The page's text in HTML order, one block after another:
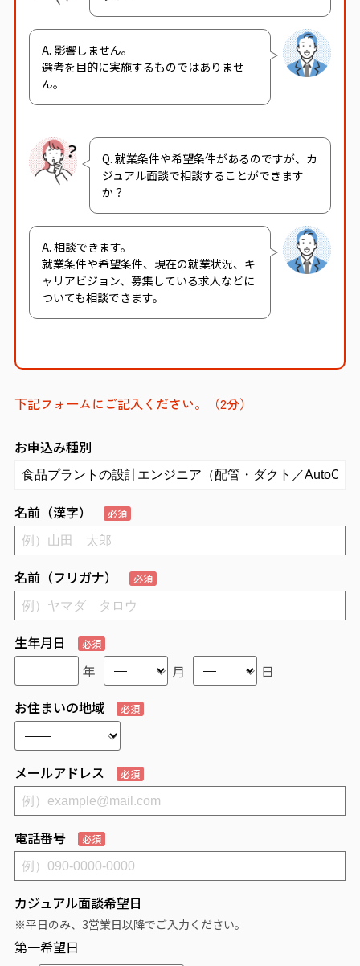
A. 影響しません。
選考を目的に実施するものではありませ
ん。
Q. 就業条件や希望条件があるのですが、カ
ジュアル面談で相談することができます
か？
A. 相談できます。
就業条件や希望条件、現在の就業状況、キ
ャリアビジョン、募集している求人などに
ついても相談できます。
下記フォームにご記入ください。（2分）
お申込み種別
名前（漢字） 必須
名前（フリガナ） 必須
生年月日 必須
年 月
日
お住まいの地域
必須
メールアドレス 必須
電話番号 必須
カジュアル面談希望日
※平日のみ、3営業日以降でご入力ください。
第一希望日